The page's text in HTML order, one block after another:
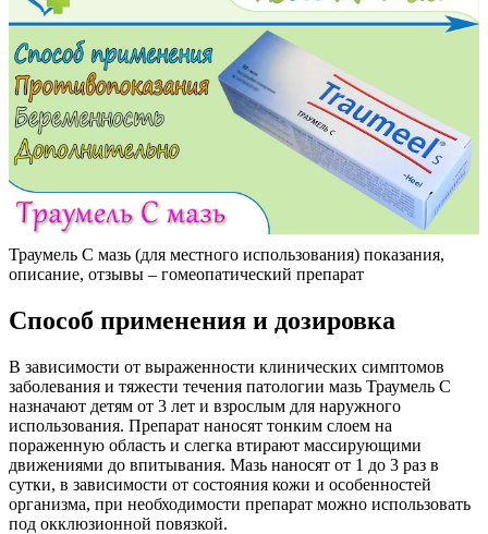
Траумель С мазь (для местного использования) показания,
описание, отзывы – гомеопатический препарат
Способ применения и дозировка
В зависимости от выраженности клинических симптомов
заболевания и тяжести течения патологии мазь Траумель С
назначают детям от 3 лет и взрослым для наружного
использования. Препарат наносят тонким слоем на
пораженную область и слегка втирают массирующими
движениями до впитывания. Мазь наносят от 1 до 3 раз в
сутки, в зависимости от состояния кожи и особенностей
организма, при необходимости препарат можно использовать
под окклюзионной повязкой.